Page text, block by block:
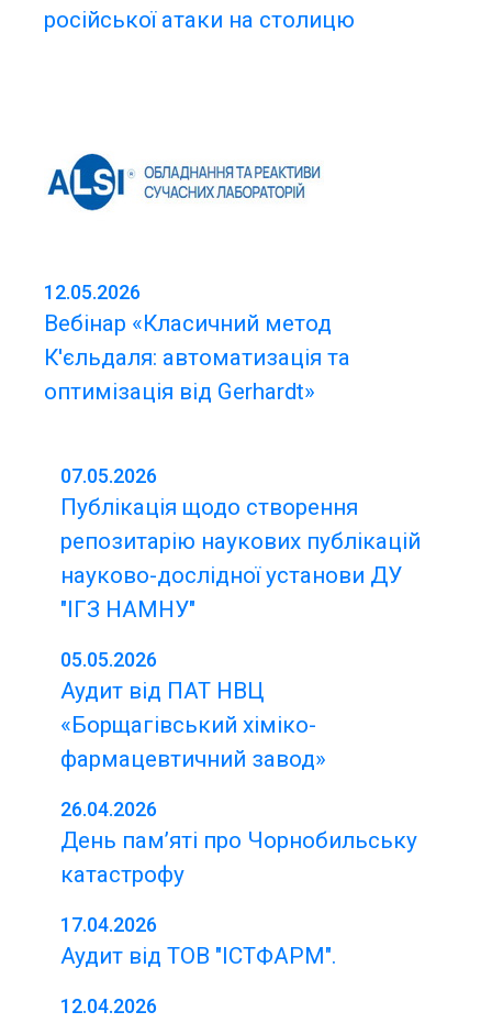
російської атаки на столицю
12.05.2026
Вебінар «Класичний метод
К'єльдаля: автоматизація та
оптимізація від Gerhardt»
07.05.2026
Публікація щодо cтворення
репозитарію наукових публікацій
науково-дослідної установи ДУ
"ІГЗ НАМНУ"
05.05.2026
Аудит від ПАТ НВЦ
«Борщагівський хіміко-
фармацевтичний завод»
26.04.2026
День пам’яті про Чорнобильську
катастрофу
17.04.2026
Аудит від ТОВ "ІСТФАРМ".
12.04.2026